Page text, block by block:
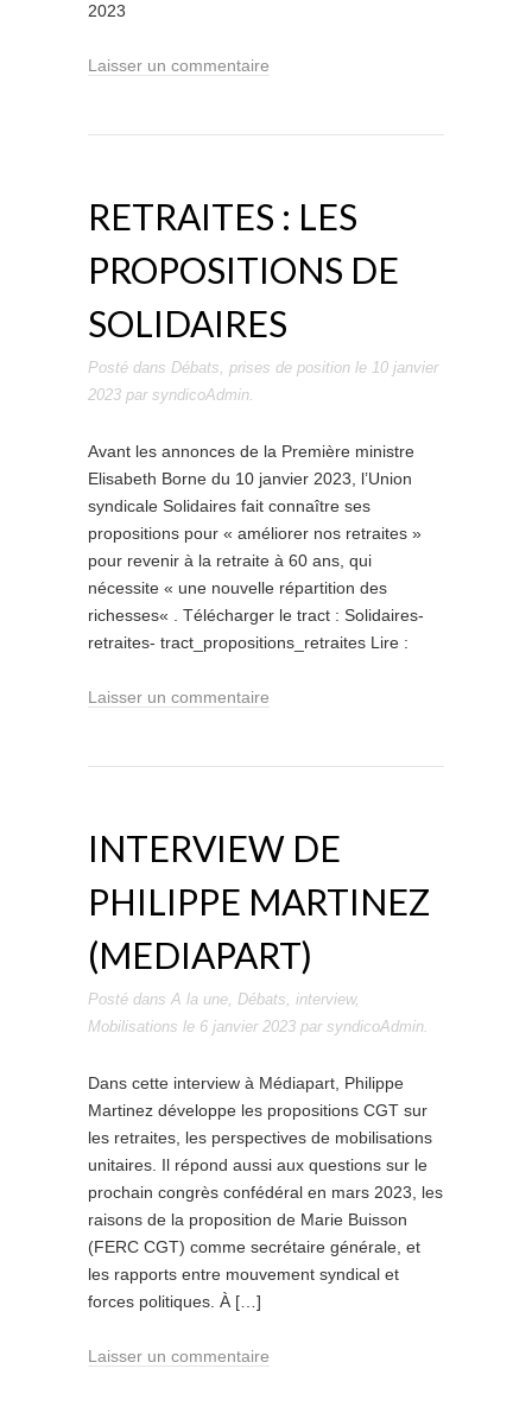
2023
Laisser un commentaire
RETRAITES : LES
PROPOSITIONS DE
SOLIDAIRES
Posté dans Débats, prises de position le 10 janvier
2023 par syndicoAdmin.
Avant les annonces de la Première ministre
Elisabeth Borne du 10 janvier 2023, l’Union
syndicale Solidaires fait connaître ses
propositions pour « améliorer nos retraites »
pour revenir à la retraite à 60 ans, qui
nécessite « une nouvelle répartition des
richesses« . Télécharger le tract : Solidaires-
retraites- tract_propositions_retraites Lire :
Laisser un commentaire
INTERVIEW DE
PHILIPPE MARTINEZ
(MEDIAPART)
Posté dans A la une, Débats, interview,
Mobilisations le 6 janvier 2023 par syndicoAdmin.
Dans cette interview à Médiapart, Philippe
Martinez développe les propositions CGT sur
les retraites, les perspectives de mobilisations
unitaires. Il répond aussi aux questions sur le
prochain congrès confédéral en mars 2023, les
raisons de la proposition de Marie Buisson
(FERC CGT) comme secrétaire générale, et
les rapports entre mouvement syndical et
forces politiques. À […]
Laisser un commentaire